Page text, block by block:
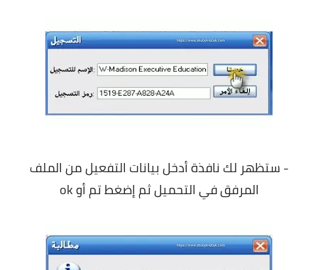
- ستظهر لك نافذة أدخل بيانات التفعيل من الملف
المرفق في التحميل ثم إضغط تم أو ok